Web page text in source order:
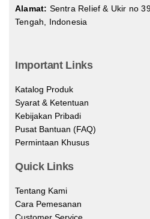
Alamat: Sentra Relief & Ukir no
Tengah, Indonesia
Important Links
Katalog Produk
Syarat & Ketentuan
Kebijakan Pribadi
Pusat Bantuan (FAQ)
Permintaan Khusus
Quick Links
Tentang Kami
Cara Pemesanan